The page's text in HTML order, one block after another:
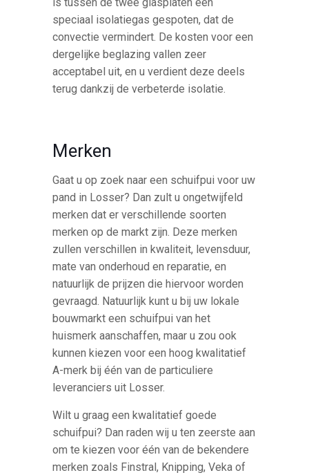
is tussen de twee glasplaten een
speciaal isolatiegas gespoten, dat de
convectie vermindert. De kosten voor een
dergelijke beglazing vallen zeer
acceptabel uit, en u verdient deze deels
terug dankzij de verbeterde isolatie.
Merken
Gaat u op zoek naar een schuifpui voor uw
pand in Losser? Dan zult u ongetwijfeld
merken dat er verschillende soorten
merken op de markt zijn. Deze merken
zullen verschillen in kwaliteit, levensduur,
mate van onderhoud en reparatie, en
natuurlijk de prijzen die hiervoor worden
gevraagd. Natuurlijk kunt u bij uw lokale
bouwmarkt een schuifpui van het
huismerk aanschaffen, maar u zou ook
kunnen kiezen voor een hoog kwalitatief
A-merk bij één van de particuliere
leveranciers uit Losser.
Wilt u graag een kwalitatief goede
schuifpui? Dan raden wij u ten zeerste aan
om te kiezen voor één van de bekendere
merken zoals Finstral, Knipping, Veka of